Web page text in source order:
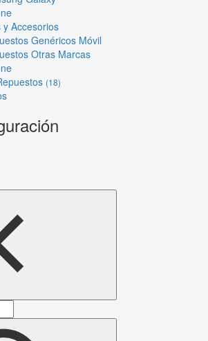
y Accesorios
Genéricos Móvil
Otras Marcas
(18)